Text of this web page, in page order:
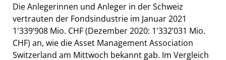
Die Anlegerinnen und Anleger in der Schweiz
vertrauten der Fondsindustrie im Januar 2021
1'339’908 Mio. CHF (Dezember 2020: 1'332’031 Mio.
CHF) an, wie die Asset Management Association
Switzerland am Mittwoch bekannt gab. Im Vergleich